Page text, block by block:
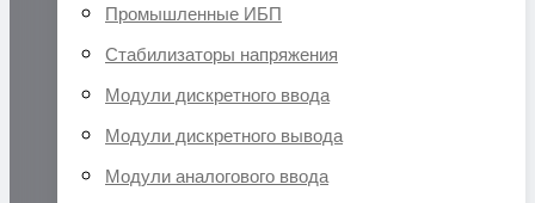
Промышленные ИБП
Стабилизаторы напряжения
Модули дискретного ввода
Модули дискретного вывода
Модули аналогового ввода